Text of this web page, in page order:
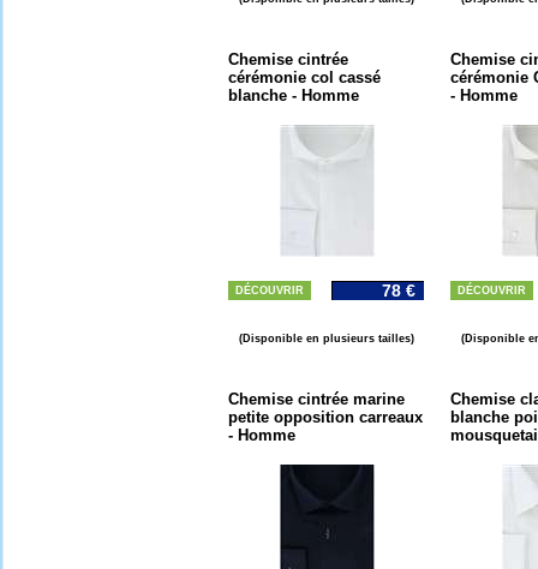
Chemise cintrée
cérémonie col cassé
blanche - Homme
DÉCOUVRIR 78 €
(Disponible en plusieurs tailles)
Chemise
cérémonie
- Homme
DÉCOUVRIR
(Disponible
Chemise cintrée marine
petite opposition carreaux
- Homme
Chemise
blanche